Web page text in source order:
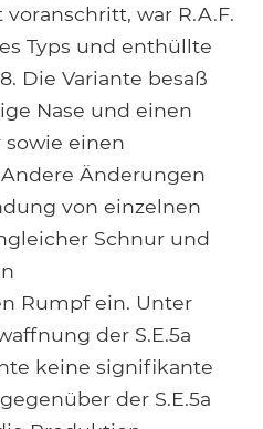
war R.A.F.
Typs und enthüllte
Die Variante besaß
Nase und einen
einen
Änderungen
von einzelnen
Schnur und
Rumpf ein. Unter
der S.E.5a
keine signifikante
der S.E.5a